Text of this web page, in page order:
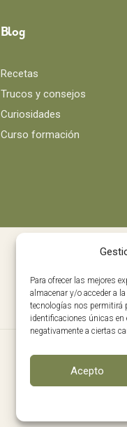
Para ofrecer las mejores
almacenar y/o acceder a
tecnologías nos permitirá
identificaciones únicas en
negativamente a ciertas
Acepto
Blog
Recetas
Trucos y consejos
Curiosidades
Curso formación